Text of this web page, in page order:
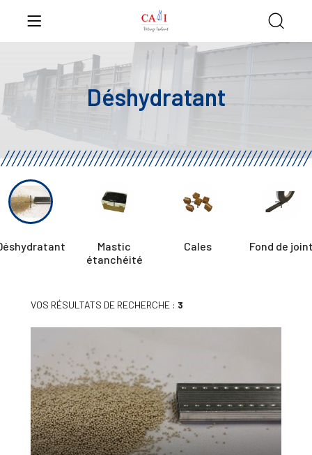
Déshydratant
Mastic
étanchéité
Cales Fond de
VOS RÉSULTATS DE RECHERCHE : 3